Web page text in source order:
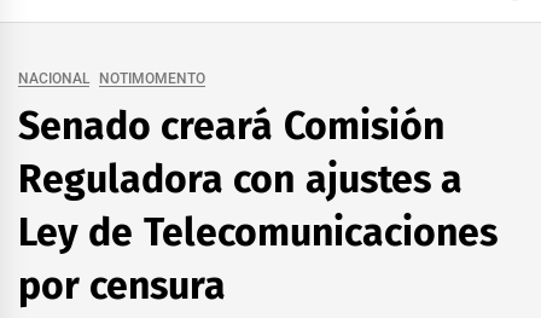
NACIONAL NOTIMOMENTO
Senado creará Comisión
Reguladora con ajustes a
Ley de Telecomunicaciones
por censura